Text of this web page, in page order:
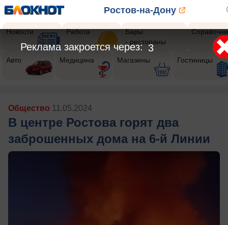
Ростов-на-Дону
Новости Работа
Бары
- рестораны
Авто Медицина Магазины Гостиницы
Общество 11.05.2024
В центре Ростова горят два
заброшенных дома на 6-й Линии
1
Реклама закроется через: